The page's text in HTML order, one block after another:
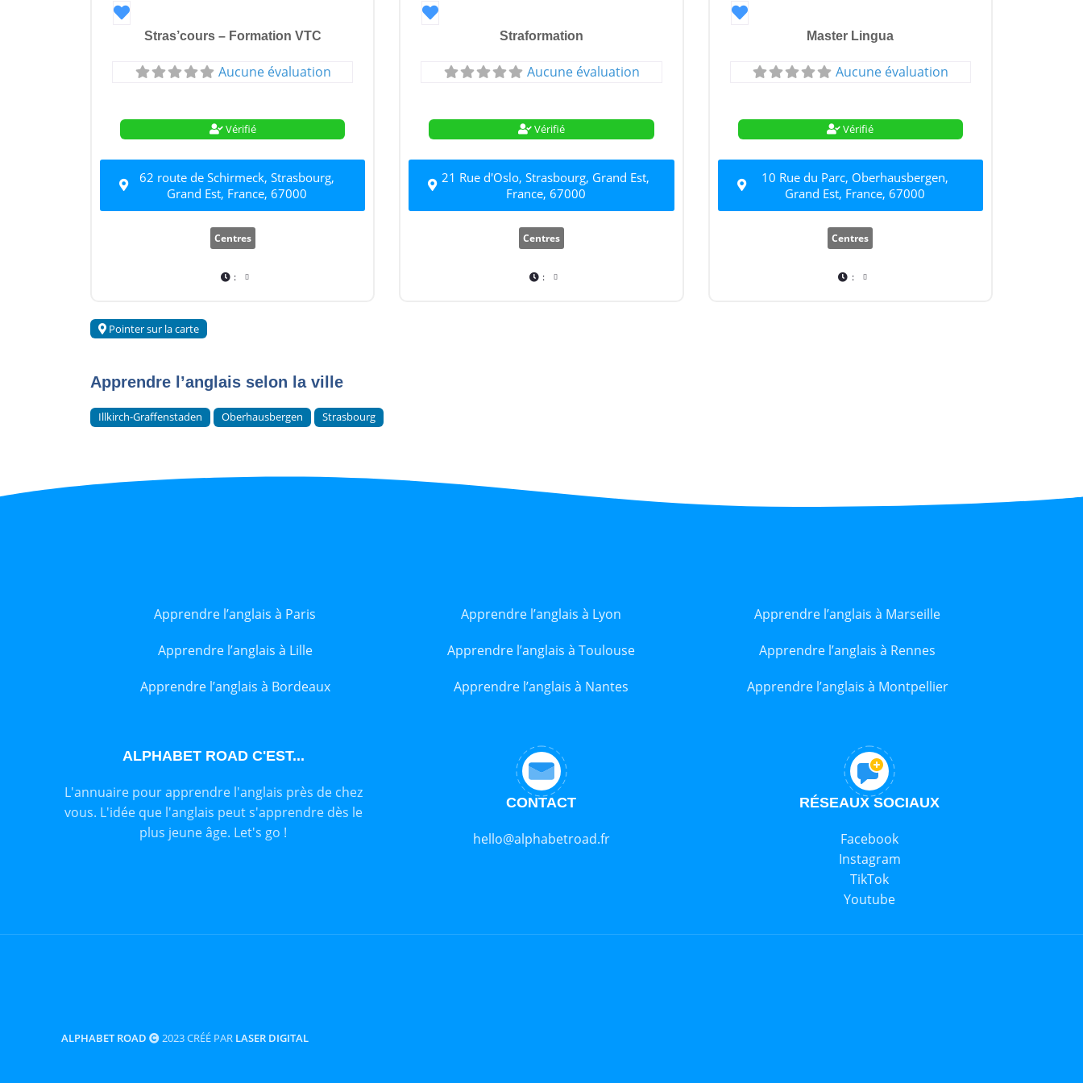
Favori
Stras’cours – Formation VTC
Aucune évaluation
Vérifié
62 route de Schirmeck, Strasbourg,
Grand Est, France, 67000
Centres
:
Favori
Straformation
Aucune évaluation
Vérifié
21 Rue d'Oslo, Strasbourg, Grand Est,
France, 67000
Centres
:
Favori
Master Lingua
Aucune évaluation
Vérifié
10 Rue du Parc, Oberhausbergen,
Grand Est, France, 67000
Centres
:
Pointer sur la carte
Apprendre l’anglais selon la ville
Illkirch-Graffenstaden Oberhausbergen Strasbourg
Apprendre l’anglais à Paris Apprendre l’anglais à Lyon Apprendre l’anglais à Marseille
Apprendre l’anglais à Lille Apprendre l’anglais à Toulouse Apprendre l’anglais à Rennes
Apprendre l’anglais à Bordeaux Apprendre l’anglais à Nantes Apprendre l’anglais à Montpellier
ALPHABET ROAD C'EST...
L'annuaire pour apprendre l'anglais près de chez
vous. L'idée que l'anglais peut s'apprendre dès le
plus jeune âge. Let's go !
CONTACT
hello@alphabetroad.fr
RÉSEAUX SOCIAUX
Facebook
Instagram
TikTok
Youtube
ALPHABET ROAD 2023 CRÉÉ PAR LASER DIGITAL